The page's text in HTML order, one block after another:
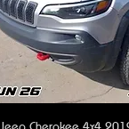
Jeep Cherokee 4x4